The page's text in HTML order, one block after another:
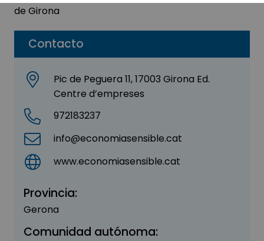
Contacto
Pic de Peguera 11, 17003 Girona Ed.
Centre d’empreses
972183237
info@economiasensible.cat
www.economiasensible.cat
Provincia:
Gerona
Comunidad autónoma:
de Girona